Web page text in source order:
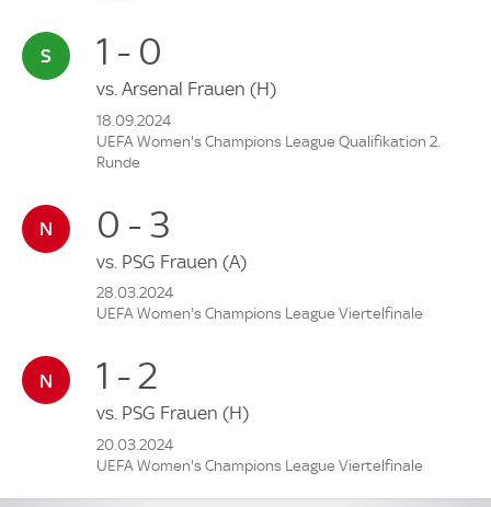
1 - 0
vs. Arsenal Frauen (H)
18.09.2024
UEFA Women's Champions League Qualifikation 2.
Runde
0 - 3
vs. PSG Frauen (A)
28.03.2024
UEFA Women's Champions League Viertelfinale
1 - 2
vs. PSG Frauen (H)
20.03.2024
UEFA Women's Champions League Viertelfinale